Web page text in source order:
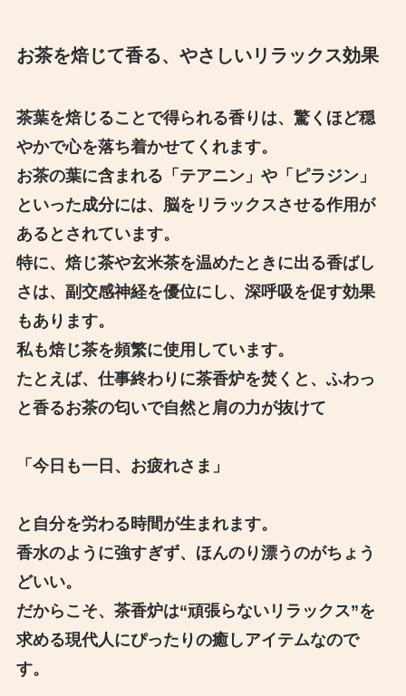
お茶を焙じて香る、やさしいリラックス効果
茶葉を焙じることで得られる香りは、驚くほど穏
やかで心を落ち着かせてくれます。
お茶の葉に含まれる「テアニン」や「ピラジン」
といった成分には、脳をリラックスさせる作用が
あるとされています。
特に、焙じ茶や玄米茶を温めたときに出る香ばし
さは、副交感神経を優位にし、深呼吸を促す効果
もあります。
私も焙じ茶を頻繁に使用しています。
たとえば、仕事終わりに茶香炉を焚くと、ふわっ
と香るお茶の匂いで自然と肩の力が抜けて
「今日も一日、お疲れさま」
と自分を労わる時間が生まれます。
香水のように強すぎず、ほんのり漂うのがちょう
どいい。
だからこそ、茶香炉は“頑張らないリラックス”を
求める現代人にぴったりの癒しアイテムなので
す。